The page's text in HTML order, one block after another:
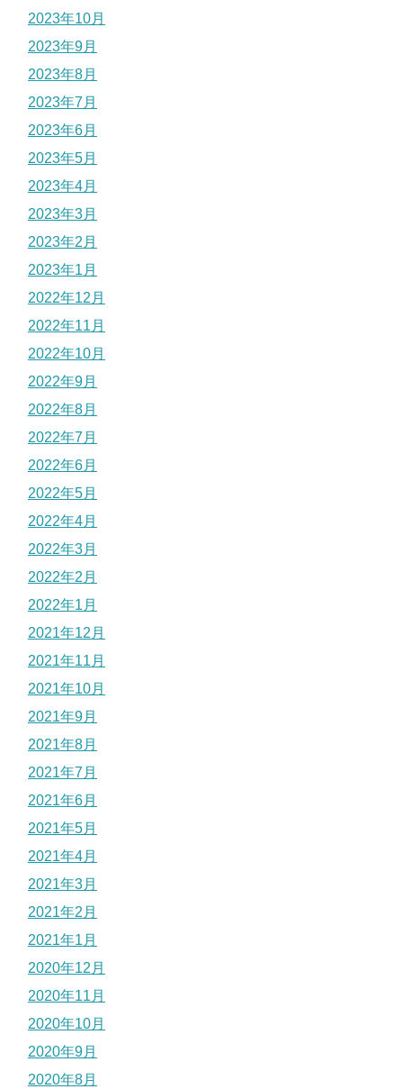
2023年10月
2023年9月
2023年8月
2023年7月
2023年6月
2023年5月
2023年4月
2023年3月
2023年2月
2023年1月
2022年12月
2022年11月
2022年10月
2022年9月
2022年8月
2022年7月
2022年6月
2022年5月
2022年4月
2022年3月
2022年2月
2022年1月
2021年12月
2021年11月
2021年10月
2021年9月
2021年8月
2021年7月
2021年6月
2021年5月
2021年4月
2021年3月
2021年2月
2021年1月
2020年12月
2020年11月
2020年10月
2020年9月
2020年8月